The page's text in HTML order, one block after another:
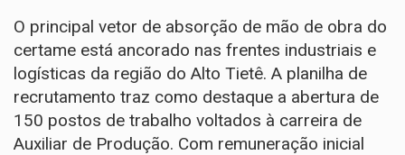
O principal vetor de absorção de mão de obra do
certame está ancorado nas frentes industriais e
logísticas da região do Alto Tietê. A planilha de
recrutamento traz como destaque a abertura de
150 postos de trabalho voltados à carreira de
Auxiliar de Produção. Com remuneração inicial